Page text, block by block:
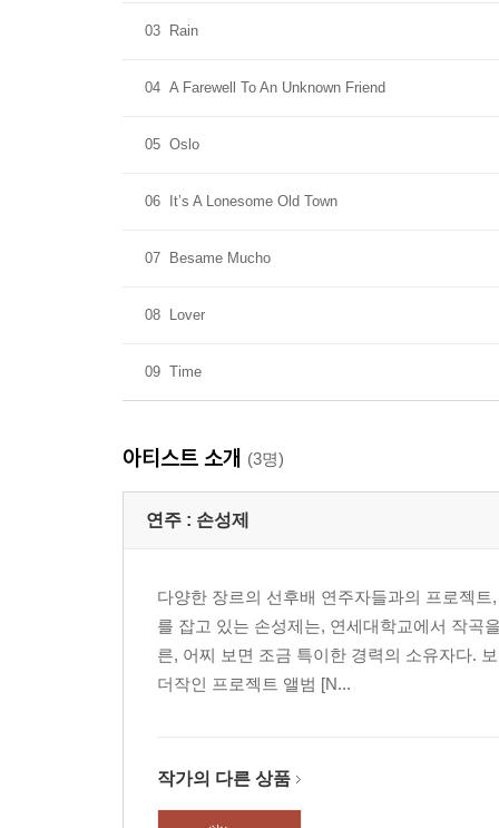
03 Rain
04 A Farewell To An Unknown Friend
05 Oslo
06 It’s A Lonesome Old Town
07 Besame Mucho
08 Lover
09 Time
아티스트 소개 (3명)
연주 : 손성제
다양한 장르의 선후배 연주자들과의 프로젝
를 잡고 있는 손성제는, 연세대학교에서 작곡
른, 어찌 보면 조금 특이한 경력의 소유자다.
더작인 프로젝트 앨범 [N...
작가의 다른 상품